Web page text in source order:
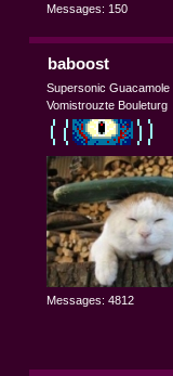
Messages: 150
baboost
Supersonic Guacamole
Vomistrouzte Bouleturg
Messages: 4812